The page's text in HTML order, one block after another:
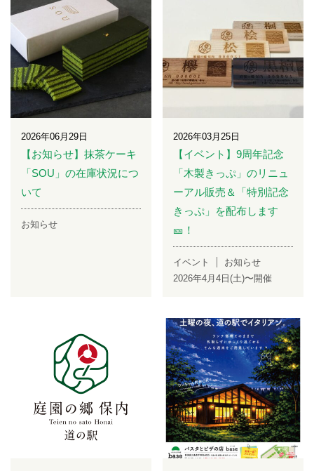
2026年06月29日
【お知らせ】抹茶ケーキ
「SOU」の在庫状況につ
いて
お知らせ
2026年03月25日
【イベント】9周年記念
「木製きっぷ」のリニュ
ーアル販売＆「特別記念
きっぷ」を配布します
🎫！
イベント
お知らせ
2026年4月4日(土)〜開催